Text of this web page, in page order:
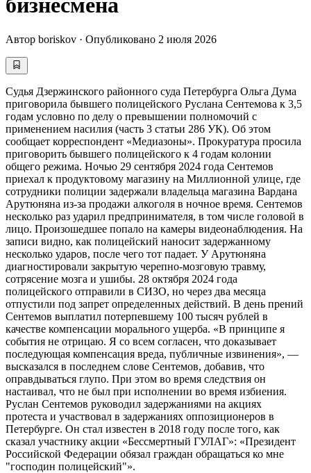
бизнесмена
Автор boriskov · Опубликовано 2 июля 2026
Судья Дзержинского районного суда Петербурга Ольга Дума
приговорила бывшего полицейского Руслана Сентемова к 3,5
годам условно по делу о превышении полномочий с
применением насилия (часть 3 статьи 286 УК). Об этом
сообщает корреспондент «Медиазоны». Прокуратура просила
приговорить бывшего полицейского к 4 годам колонии
общего режима. Ночью 29 сентября 2024 года Сентемов
приехал к продуктовому магазину на Миллионной улице, где
сотрудники полиции задержали владельца магазина Вардана
Арутюняна из-за продажи алкоголя в ночное время. Сентемов
несколько раз ударил предпринимателя, в том числе головой в
лицо. Произошедшее попало на камеры видеонаблюдения. На
записи видно, как полицейский наносит задержанному
несколько ударов, после чего тот падает. У Арутюняна
диагностировали закрытую черепно-мозговую травму,
сотрясение мозга и ушибы. 28 октября 2024 года
полицейского отправили в СИЗО, но через два месяца
отпустили под запрет определенных действий. В день прений
Сентемов выплатил потерпевшему 100 тысяч рублей в
качестве компенсации морального ущерба. «В принципе я
события не отрицаю. Я со всем согласен, что доказывает
последующая компенсация вреда, публичные извинения», —
высказался в последнем слове Сентемов, добавив, что
оправдываться глупо. При этом во время следствия он
настаивал, что не был при исполнении во время избиения.
Руслан Сентемов руководил задержаниями на акциях
протеста и участвовал в задержаниях оппозиционеров в
Петербурге. Он стал известен в 2018 году после того, как
сказал участнику акции «Бессмертный ГУЛАГ»: «Президент
Российской Федерации обязал граждан обращаться ко мне
"господин полицейский"».